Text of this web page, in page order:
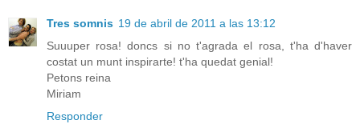
Tres somnis 19 de abril de 2011 a las 13:12
Suuuper rosa! doncs si no t'agrada el rosa, t'ha d'haver
costat un munt inspirarte! t'ha quedat genial!
Petons reina
Miriam
Responder